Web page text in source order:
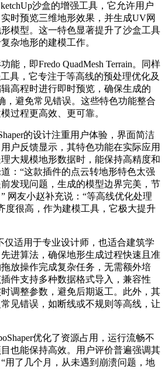
沙盒的增强工具，它允许用户
时预览三维地形效果，并生成UV网
模型。这一特色显著提升了沙盒工具
杂地形的建模工作。
能，即Fredo QuadMesh Terrain。同样
具，它专注于等高线的预处理优化及
高程时进行即时预览，确保生成的
，避免常见错误。这些特色功能整合
过程更高效、更可靠。
的设计注重用户体验，界面简洁
户反馈显示，其特色功能在实际应用
大规模地形数据时，能保持高精度和
：“这款插件的点云转地形特色太强
发现问题，生成的模型边界完美，节
网友小赵补充说：“等高线优化处理
度很高，作为建模工具，它极大提升
仅适用于专业设计师，也适合建筑学
进算法，确保地形生成过程快速且准
放操作完成复杂任务，无需额外培
件支持多种数据格式导入，兼容性
调整参数，避免后期返工。此外，其
见错误，如断线或不规则等高线，让
优化了资源占用，运行流畅不
也能保持高效。用户评价普遍强调其
用了几个月，从未遇到崩溃问题，地